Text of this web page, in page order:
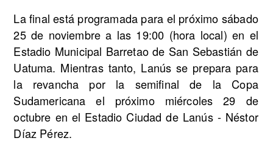
La final está programada para el próximo sábado
25 de noviembre a las 19:00 (hora local) en el
Estadio Municipal Barretao de San Sebastián de
Uatuma. Mientras tanto, Lanús se prepara para
la revancha por la semifinal de la Copa
Sudamericana el próximo miércoles 29 de
octubre en el Estadio Ciudad de Lanús - Néstor
Díaz Pérez.